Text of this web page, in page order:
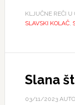
KLJUČNE REČI U
SLAVSKI KOLAČ,
Slana
03/11/2023